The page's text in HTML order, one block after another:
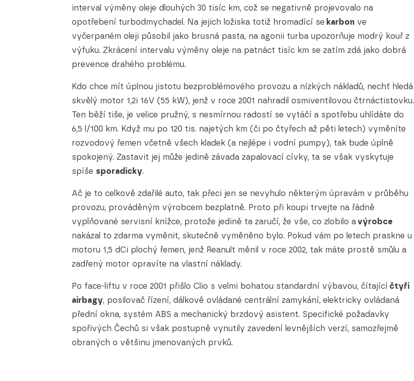
interval výměny oleje dlouhých 30 tisíc km, což se negativně projevovalo na
opotřebení turbodmychadel. Na jejich ložiska totiž hromadící se karbon ve
vyčerpaném oleji působil jako brusná pasta, na agonii turba upozorňuje modrý kouř z
výfuku. Zkrácení intervalu výměny oleje na patnáct tisíc km se zatím zdá jako dobrá
prevence drahého problému.
Kdo chce mít úplnou jistotu bezproblémového provozu a nízkých nákladů, nechť hledá
skvělý motor 1,2i 16V (55 kW), jenž v roce 2001 nahradil osmiventilovou čtrnáctistovku.
Ten běží tiše, je velice pružný, s nesmírnou radostí se vytáčí a spotřebu uhlídáte do
6,5 l/100 km. Když mu po 120 tis. najetých km (či po čtyřech až pěti letech) vyměníte
rozvodový řemen včetně všech kladek (a nejlépe i vodní pumpy), tak bude úplně
spokojený. Zastavit jej může jedině závada zapalovací cívky, ta se však vyskytuje
spíše sporadicky.
Ač je to celkově zdařilé auto, tak přeci jen se nevyhulo některým úpravám v průběhu
provozu, prováděným výrobcem bezplatně. Proto při koupi trvejte na řádně
vyplňované servisní knížce, protože jedině ta zaručí, že vše, co zlobilo a výrobce
nakázal to zdarma vyměnit, skutečně vyměněno bylo. Pokud vám po letech praskne u
motoru 1,5 dCi plochý řemen, jenž Reanult měnil v roce 2002, tak máte prostě smůlu a
zadřený motor opravíte na vlastní náklady.
Po face-liftu v roce 2001 přišlo Clio s velmi bohatou standardní výbavou, čítající čtyři
airbagy, posilovač řízení, dálkově ovládané centrální zamykání, elektricky ovládaná
přední okna, systém ABS a mechanický brzdový asistent. Specifické požadavky
spořivých Čechů si však postupně vynutily zavedení levnějších verzí, samozřejmě
obraných o většinu jmenovaných prvků.